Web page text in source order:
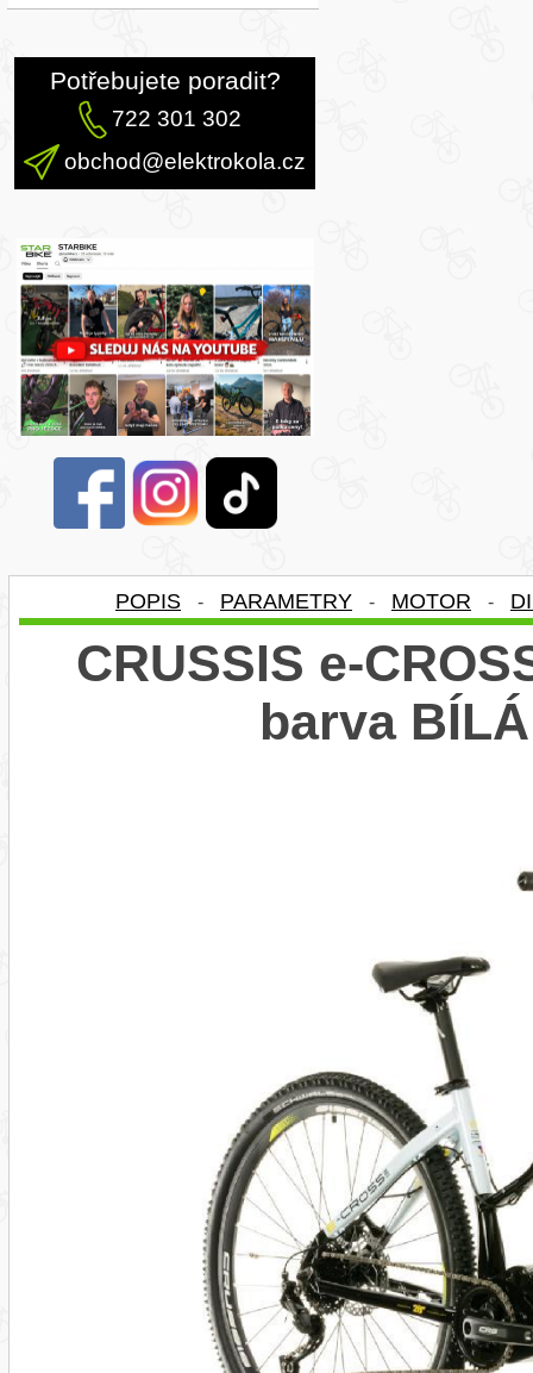
Potřebujete poradit?
722 301 302
obchod@elektrokola.cz
POPIS - PARAMETRY - MOTOR -
CRUSSIS e-
barva